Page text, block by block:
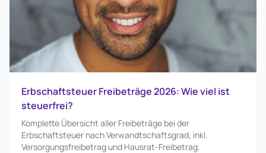
Erbschaftsteuer Freibeträge 2026: Wie viel ist
steuerfrei?
Komplette Übersicht aller Freibeträge bei der
Erbschaftsteuer nach Verwandtschaftsgrad, inkl.
Versorgungsfreibetrag und Hausrat-Freibetrag.